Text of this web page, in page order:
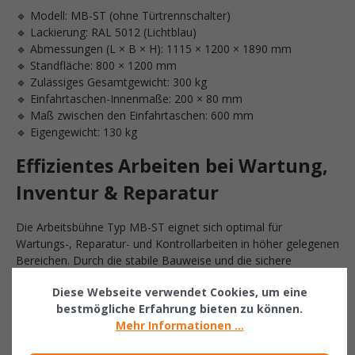
🔹 Modell: MB-ST (ohne Türtrennschalter)
🔹 Lackierung: RAL 5012 (Lichtblau)
🔹 Abmessungen (L × B × H): 1115 × 1200 × 1890 mm
🔹 Standfläche: 800 × 1200 mm
🔹 Zulässiges Gesamtgewicht: 300 kg
🔹 Einfahrtaschen-Innenmaße: 200 × 80 mm
🔹 Maß zwischen den Einfahrtaschen: 600 mm
🔹 Eigengewicht: 130 kg
Effizientes Arbeiten bei Wartung,
Inventur & Reparatur
Die Arbeitsbühne Typ MB-ST eignet sich optimal für
Wartungs-, Reparatur- und Kontrollarbeiten in höher gelegenen
Bereichen. Durch die stabile Bauweise und die sichere
effizient und komfortabel durchführen – ideal für Lagerregale,
Produktionsbereiche oder technische Anlagen.
Diese Webseite verwendet Cookies, um eine
bestmögliche Erfahrung bieten zu können.
Mehr Informationen ...